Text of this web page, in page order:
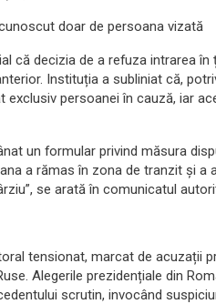
doar de persoana vizată
că decizia de a refuza intrarea în
Instituția a subliniat că,
persoanei în cauză, iar
un formular privind măsura
a rămas în zona de tranzit și a
se arată în comunicatul
tensionat, marcat de acuzații
Alegerile prezidențiale din
scrutin, invocând